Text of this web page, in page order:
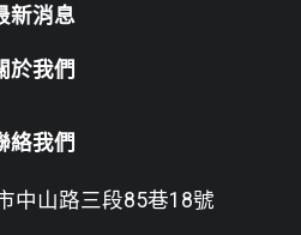
新消息
於我們
絡我們
中山路三段85巷18號